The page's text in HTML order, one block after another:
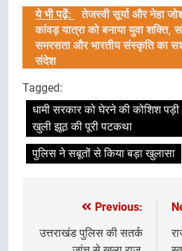
ये भी पढ़ें:
तेजस्वी सूर्या और नेहा
कांवड़ यात्रा को बनाया युवा शक्ति,
समरसता और भारतीय संस्कृति का
संदेश
Tagged:
धामी सरकार को घेरने की कोशिश पड़ी
खुली झूठ की पूरी पटकथा
पुलिस ने सबूतों से किया बड़ा खुलासा
navigation
Previous:
उत्तराखंड पुलिस की सतर्क